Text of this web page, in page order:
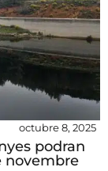
octubre 8, 2025
podran
novembre